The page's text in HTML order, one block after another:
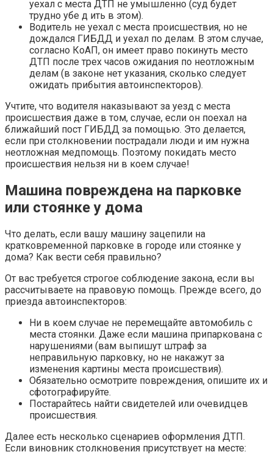
уехал с места ДТП не умышленно (суд будет
трудно убе д ить в этом).
Водитель не уехал с места происшествия, но не
дождался ГИБДД и уехал по делам. В этом случае,
согласно КоАП, он имеет право покинуть место
ДТП после трех часов ожидания по неотложным
делам (в законе нет указания, сколько следует
ожидать прибытия автоинспекторов).
Учтите, что водителя наказывают за уезд с места
происшествия даже в том, случае, если он поехал на
ближайший пост ГИБДД за помощью. Это делается,
если при столкновении пострадали люди и им нужна
неотложная медпомощь. Поэтому покидать место
происшествия нельзя ни в коем случае!
Машина повреждена на парковке
или стоянке у дома
Что делать, если вашу машину зацепили на
кратковременной парковке в городе или стоянке у
дома? Как вести себя правильно?
От вас требуется строгое соблюдение закона, если вы
рассчитываете на правовую помощь. Прежде всего, до
приезда автоинспекторов:
Ни в коем случае не перемещайте автомобиль с
места стоянки. Даже если машина припаркована с
нарушениями (вам выпишут штраф за
неправильную парковку, но не накажут за
изменения картины места происшествия).
Обязательно осмотрите повреждения, опишите их и
сфотографируйте.
Постарайтесь найти свидетелей или очевидцев
происшествия.
Далее есть несколько сценариев оформления ДТП.
Если виновник столкновения присутствует на месте: